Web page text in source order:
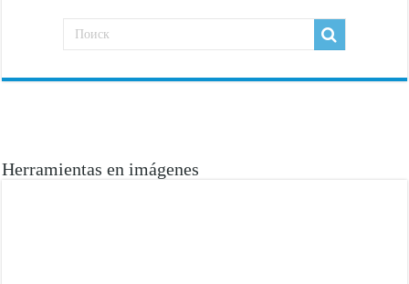
Herramientas en imágenes